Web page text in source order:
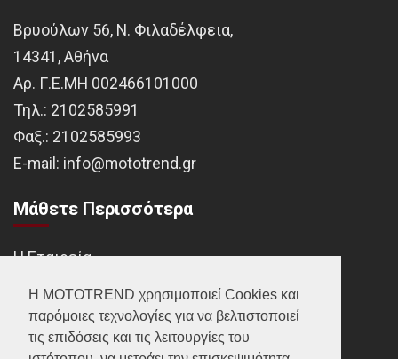
Η MOTOTREND χρησιμοποιεί Cookies και
παρόμοιες τεχνολογίες για να βελτιστοποιεί
τις επιδόσεις και τις λειτουργίες του
Βρυούλων 56, Ν. Φιλαδέλφεια,
14341, Αθήνα
Αρ. Γ.Ε.ΜΗ 002466101000
Τηλ.: 2102585991
Φαξ.: 2102585993
Ε-mail: info@mototrend.gr
Μάθετε Περισσότερα
Η Εταιρεία
Brands
Νέα
Οικονομικά στοιχεία